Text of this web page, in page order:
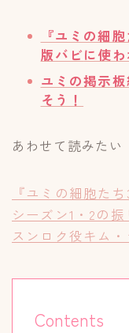
『ユミの細
版バビに使
ユミの掲示
そう！
あわせて読みたい
『ユミの細胞た
シーズン1・2の
スンロク役キム
Contents